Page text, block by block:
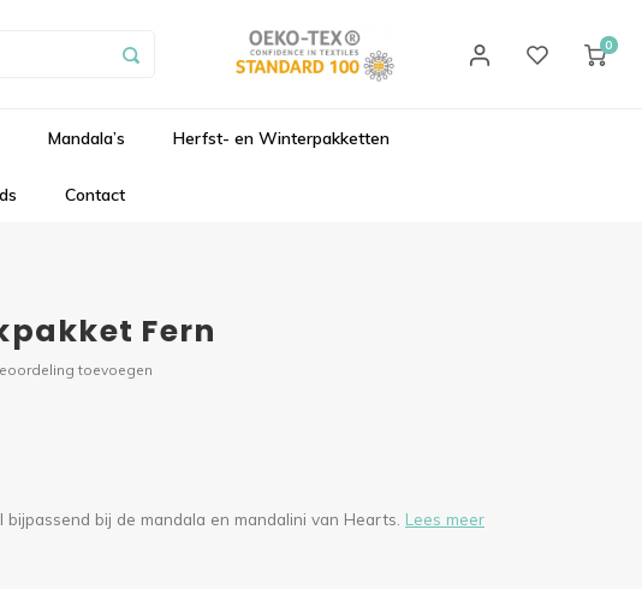
0
Mandala’s Herfst- en Winterpakketten
Contact
Fern
toevoegen
bij de mandala en mandalini van Hearts. Lees meer